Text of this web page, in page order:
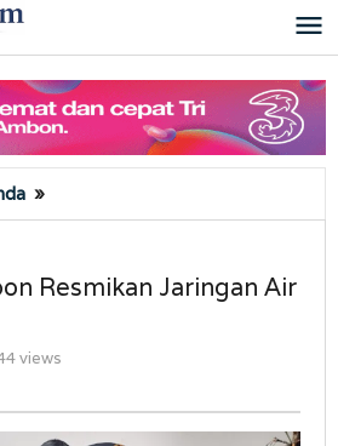
»
Kota
Resmikan
Jaringan
Bersih
Resmikan Jaringan Air
views